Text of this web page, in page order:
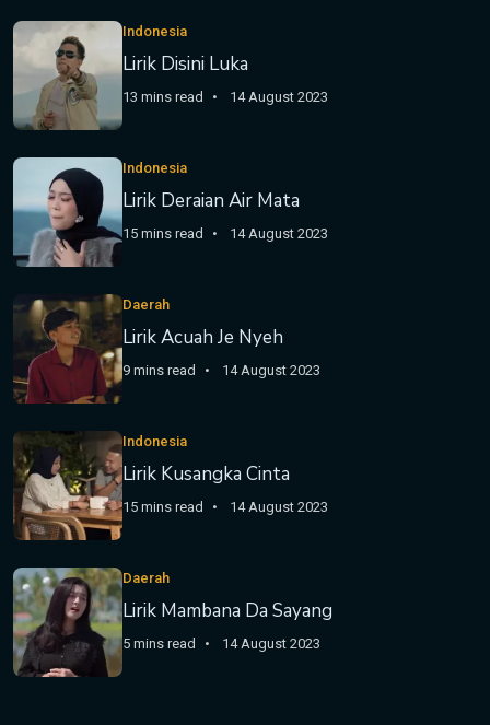
Indonesia
Lirik Disini Luka
13 mins read 14 August 2023
Indonesia
Lirik Deraian Air Mata
15 mins read 14 August 2023
Daerah
Lirik Acuah Je Nyeh
9 mins read 14 August 2023
Indonesia
Lirik Kusangka Cinta
15 mins read 14 August 2023
Daerah
Lirik Mambana Da Sayang
5 mins read 14 August 2023